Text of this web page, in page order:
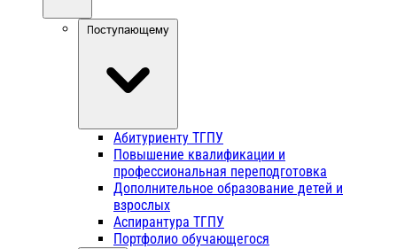
Поступающему
Абитуриенту ТГПУ
Повышение квалификации и
профессиональная переподготовка
Дополнительное образование детей и
взрослых
Аспирантура ТГПУ
Портфолио обучающегося